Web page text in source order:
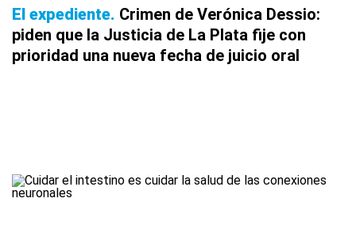
El expediente Crimen de Verónica Dessio:
piden que la Justicia de La Plata fije con
prioridad una nueva fecha de juicio oral